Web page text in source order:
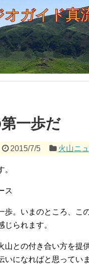
ガイド真
一歩だ
2015/7/5 火山ニ
ス
歩。いまのところ、こ
られます。
山との付き合い方を提
になればと思っていま